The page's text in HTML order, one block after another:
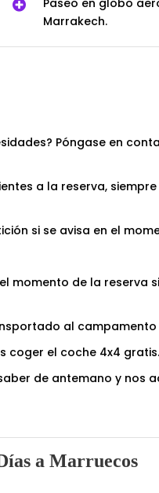
Paseo en globo
Marrakech.
Póngase en
a la reserva,
si se avisa en el
momento de la reserva
al
coger el coche 4x4 gratis.
de antemano y nos
a Marruecos